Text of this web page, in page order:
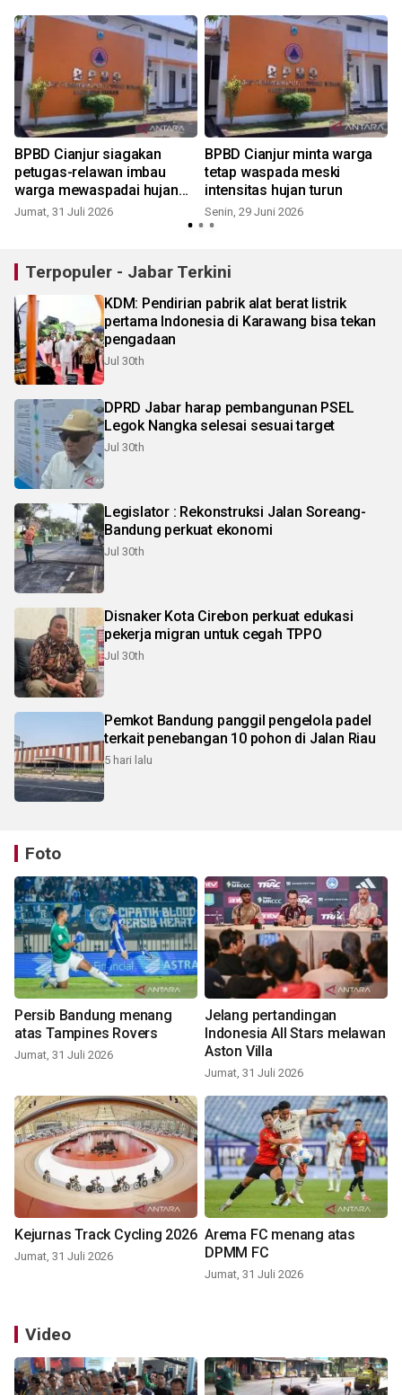
BPBD Cianjur siagakan
petugas-relawan imbau
warga mewaspadai hujan
lebat
Jumat, 31 Juli 2026
BPBD Cianjur minta warga
tetap waspada meski
intensitas hujan turun
Senin, 29 Juni 2026
Terpopuler - Jabar Terkini
KDM: Pendirian pabrik alat berat listrik
pertama Indonesia di Karawang bisa tekan
pengadaan
Jul 30th
DPRD Jabar harap pembangunan PSEL
Legok Nangka selesai sesuai target
Jul 30th
Legislator : Rekonstruksi Jalan Soreang-
Bandung perkuat ekonomi
Jul 30th
Disnaker Kota Cirebon perkuat edukasi
pekerja migran untuk cegah TPPO
Jul 30th
Pemkot Bandung panggil pengelola padel
terkait penebangan 10 pohon di Jalan Riau
5 hari lalu
Foto
Persib Bandung menang
atas Tampines Rovers
Jumat, 31 Juli 2026
Jelang pertandingan
Indonesia All Stars melawan
Aston Villa
Jumat, 31 Juli 2026
Kejurnas Track Cycling 2026
Jumat, 31 Juli 2026
Arema FC menang atas
DPMM FC
Jumat, 31 Juli 2026
Video